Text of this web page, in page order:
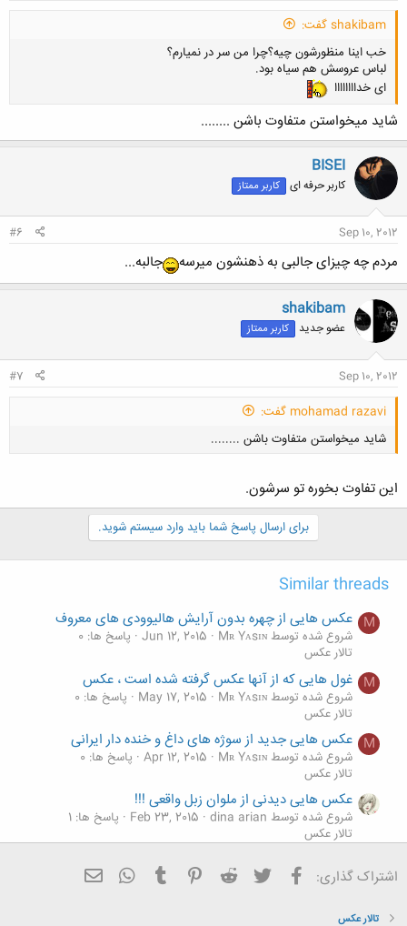
shakibam گفت:
خب اینا منظورشون چیه؟چرا من سر در نمیارم؟
لباس عروسش هم سیاه بود.
ای خداااااااا
شاید میخواستن متفاوت باشن ........
BISEI
کاربر حرفه ای کاربر ممتاز
Sep 10, 2012
#6
مردم چه چیزای جالبی به ذهنشون میرسه جالبه...
shakibam
عضو جدید کاربر ممتاز
Sep 10, 2012
#7
mohamad razavi گفت:
شاید میخواستن متفاوت باشن ........
کلیک کنید تا باز شود...
این تفاوت بخوره تو سرشون.
برای ارسال پاسخ شما باید وارد سیستم شوید.
Similar threads
M عکس هایی از چهره بدون آرایش هالیوودی های معروف
شروع شده توسط Mʀ Yᴀsɪɴ Jun 12, 2015 پاسخ ها: 0
تالار عکس
M غول هایی که از آنها عکس گرفته شده است ، عکس
شروع شده توسط Mʀ Yᴀsɪɴ May 17, 2015
پاسخ ها: 0
تالار عکس
M عکس هایی جدید از سوژه های داغ و خنده دار ایرانی
شروع شده توسط Mʀ Yᴀsɪɴ Apr 12, 2015 پاسخ ها: 0
تالار عکس
عکس هایی دیدنی از ملوان زبل واقعی !!!
شروع شده توسط dina arian Feb 23, 2015
پاسخ ها: 1
تالار عکس
عکس هایی از دنیای شگفت انگیز و زیبای زیر آب
شروع شده توسط dina arian Feb 22, 2015 پاسخ ها: 1
اشتراک گذاری: فیسبوک تویتر Reddit
Pinterest
Tumblr
WhatsApp
تالار عکس